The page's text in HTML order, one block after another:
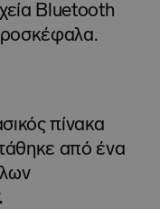
Bluetooth
πίνακα
από ένα